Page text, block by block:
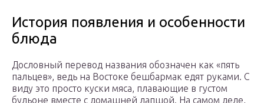
История появления и особенности
блюда
Дословный перевод названия обозначен как «пять
пальцев», ведь на Востоке бешбармак едят руками. С
виду это просто куски мяса, плавающие в густом
бульоне вместе с домашней лапшой. На самом деле,